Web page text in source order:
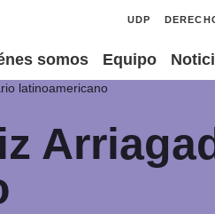
UDP
somos Equipo
latinoamericano